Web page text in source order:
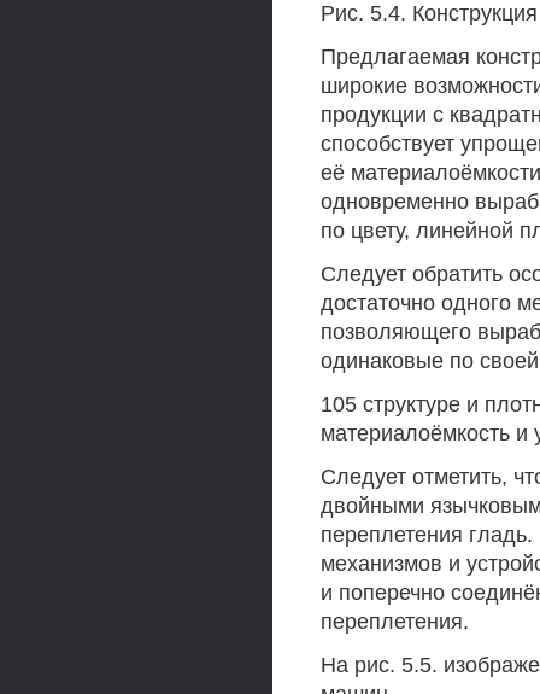
Рис. 5.4.
Предлагаемая
широкие
продукции с
способствует
её
одновременно
по цвету, линейной
Следует обратить
достаточно одного
позволяющего
одинаковые по своей
105 структуре и
материалоёмкость и
Следует отметить,
двойными
переплетения
механизмов и
и поперечно
переплетения.
На рис. 5.5.